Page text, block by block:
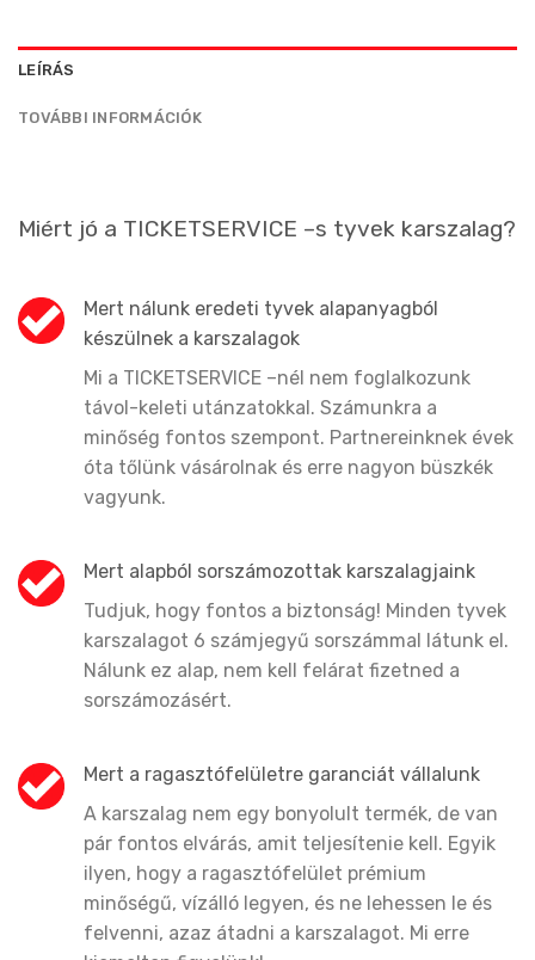
LEÍRÁS
TOVÁBBI INFORMÁCIÓK
Miért jó a TICKETSERVICE –s tyvek karszalag?
Mert nálunk eredeti tyvek alapanyagból
készülnek a karszalagok
Mi a TICKETSERVICE –nél nem foglalkozunk
távol-keleti utánzatokkal. Számunkra a
minőség fontos szempont. Partnereinknek évek
óta tőlünk vásárolnak és erre nagyon büszkék
vagyunk.
Mert alapból sorszámozottak karszalagjaink
Tudjuk, hogy fontos a biztonság! Minden tyvek
karszalagot 6 számjegyű sorszámmal látunk el.
Nálunk ez alap, nem kell felárat fizetned a
sorszámozásért.
Mert a ragasztófelületre garanciát vállalunk
A karszalag nem egy bonyolult termék, de van
pár fontos elvárás, amit teljesítenie kell. Egyik
ilyen, hogy a ragasztófelület prémium
minőségű, vízálló legyen, és ne lehessen le és
felvenni, azaz átadni a karszalagot. Mi erre